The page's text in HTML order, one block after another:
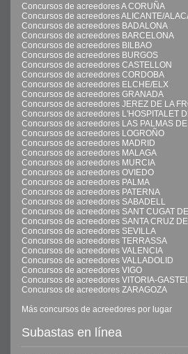
Concursos de acreedores A CORUÑA
Concursos de acreedores ALICANTE/
Concursos de acreedores BADALONA
Concursos de acreedores BARCELONA
Concursos de acreedores BILBAO
Concursos de acreedores BURGOS
Concursos de acreedores CASTELLON
Concursos de acreedores CORDOBA
Concursos de acreedores ELCHE/ELX
Concursos de acreedores GRANADA
Concursos de acreedores JEREZ DE LA
Concursos de acreedores L'HOSPITALET
Concursos de acreedores LAS PALMAS
Concursos de acreedores LOGROÑO
Concursos de acreedores MADRID
Concursos de acreedores MALAGA
Concursos de acreedores MURCIA
Concursos de acreedores OVIEDO
Concursos de acreedores PALMA
Concursos de acreedores PATERNA
Concursos de acreedores SABADELL
Concursos de acreedores SANT CUGAT
Concursos de acreedores SANTA CRUZ
Concursos de acreedores SEVILLA
Concursos de acreedores TERRASSA
Concursos de acreedores VALENCIA
Concursos de acreedores VALLADOLID
Concursos de acreedores VIGO
Concursos de acreedores VITORIA-
Concursos de acreedores ZARAGOZA
Más concursos de acreedores por lugar
Subastas en línea